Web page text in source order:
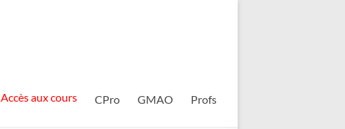
Accès aux cours CPro GMAO Profs